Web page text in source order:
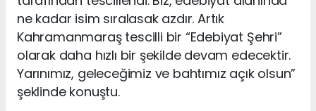
ne kadar isim sıralasak azdır. Artık
Kahramanmaraş tescilli bir “Edebiyat Şehri”
olarak daha hızlı bir şekilde devam edecektir.
Yarınımız, geleceğimiz ve bahtımız açık olsun”
şeklinde konuştu.